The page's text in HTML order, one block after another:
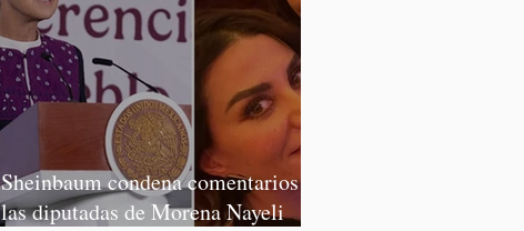
Sheinbaum condena comentarios de
las diputadas de Morena Nayeli